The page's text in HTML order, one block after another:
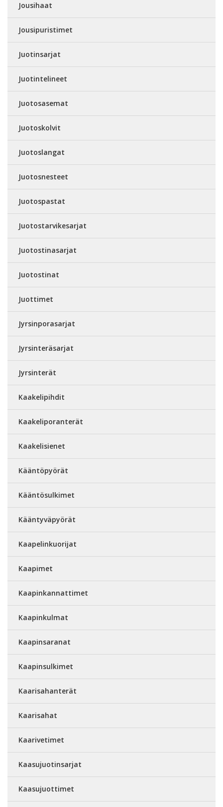
Jousihaat
Jousipuristimet
Juotinsarjat
Juotintelineet
Juotosasemat
Juotoskolvit
Juotoslangat
Juotosnesteet
Juotospastat
Juotostarvikesarjat
Juotostinasarjat
Juotostinat
Juottimet
Jyrsinporasarjat
Jyrsinteräsarjat
Jyrsinterät
Kaakelipihdit
Kaakeliporanterät
Kaakelisienet
Kääntöpyörät
Kääntösulkimet
Kääntyväpyörät
Kaapelinkuorijat
Kaapimet
Kaapinkannattimet
Kaapinkulmat
Kaapinsaranat
Kaapinsulkimet
Kaarisahanterät
Kaarisahat
Kaarivetimet
Kaasujuotinsarjat
Kaasujuottimet